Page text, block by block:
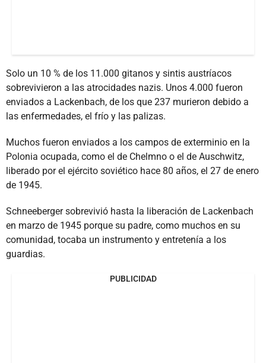
Solo un 10 % de los 11.000 gitanos y sintis austríacos
sobrevivieron a las atrocidades nazis. Unos 4.000 fueron
enviados a Lackenbach, de los que 237 murieron debido a
las enfermedades, el frío y las palizas.
Muchos fueron enviados a los campos de exterminio en la
Polonia ocupada, como el de Chelmno o el de Auschwitz,
liberado por el ejército soviético hace 80 años, el 27 de enero
de 1945.
Schneeberger sobrevivió hasta la liberación de Lackenbach
en marzo de 1945 porque su padre, como muchos en su
comunidad, tocaba un instrumento y entretenía a los
guardias.
PUBLICIDAD